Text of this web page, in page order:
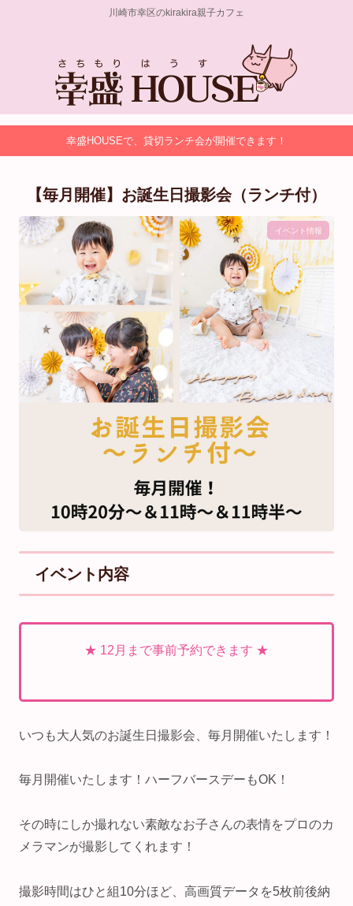
川崎市幸区のkirakira親子カフェ
幸盛HOUSEで、貸切ランチ会が開催できます！
【毎月開催】お誕生日撮影会（ランチ付）
イベント情報
イベント内容
★ 12月まで事前予約できます ★
いつも大人気のお誕生日撮影会、毎月開催いたします！
毎月開催いたします！ハーフバースデーもOK！
その時にしか撮れない素敵なお子さんの表情をプロのカ
メラマンが撮影してくれます！
撮影時間はひと組10分ほど、高画質データを5枚前後納